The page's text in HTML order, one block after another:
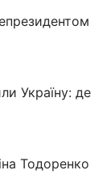
Україну: де
Тодоренко